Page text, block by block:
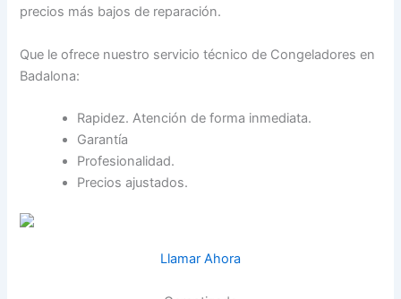
precios más bajos de reparación.
Que le ofrece nuestro servicio técnico de Congeladores en
Badalona:
Rapidez. Atención de forma inmediata.
Garantía
Profesionalidad.
Precios ajustados.
Llamar Ahora